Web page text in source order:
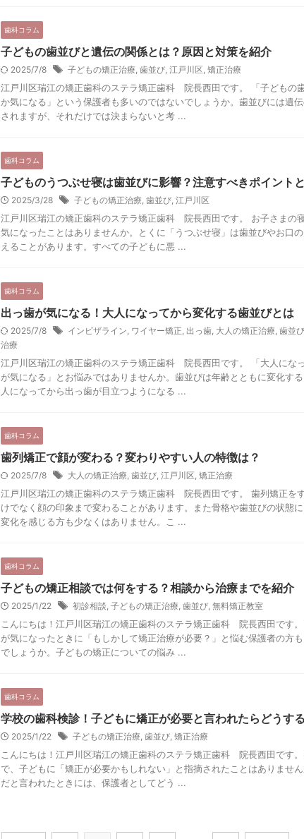
歯科コラム
子どもの歯並びと遺伝の関係とは？原因と対策を紹介
2025/7/8 子どもの矯正治療, 歯並び, 江戸川区, 矯正治療
江戸川区瑞江の矯正歯科のステラ矯正歯科 院長西田です。 「子どもの
か気になる」という保護者も多いのではないでしょうか。歯並びには遺
されますが、それだけでは決まらないと考 ...
歯科コラム
子どものうつぶせ寝は歯並びに影響？注意すべきポイント
2025/3/28 子どもの矯正治療, 歯並び, 江戸川区
江戸川区瑞江の矯正歯科のステラ矯正歯科 院長西田です。 お子さまの
気になったことはありませんか。とくに「うつぶせ寝」は歯並びやお口
えることがあります。すべての子どもに悪 ...
歯科コラム
出っ歯が気になる！大人になってから変化する歯並びとは
2025/7/8 インビザライン, ワイヤー矯正, 出っ歯, 大人の矯正治療, 歯並び
治療
江戸川区瑞江の矯正歯科のステラ矯正歯科 院長西田です。 「大人にな
が気になる」とお悩みではありませんか。歯並びは年齢とともに変化す
人になってから出っ歯が目立つようになる ...
歯科コラム
歯列矯正で顔が変わる？変わりやすい人の特徴は？
2025/7/8 大人の矯正治療, 歯並び, 江戸川区, 矯正治療
江戸川区瑞江の矯正歯科のステラ矯正歯科 院長西田です。 歯列矯正を
けでなく顔の印象まで変わることがあります。また骨格や歯並びの状態
変化を感じる方も少なくはありません。こ ...
歯科コラム
子どもの矯正相談では何をする？相談から治療までを紹介
2025/1/22 初診相談, 子どもの矯正治療, 歯並び, 無料矯正教室
こんにちは！江戸川区瑞江の矯正歯科のステラ矯正歯科 院長西田です
が気になったときに「もしかして矯正治療が必要？」と悩む保護者の方
でしょうか。子どもの矯正についての悩み ...
歯科コラム
学校の歯科検診！子どもに矯正が必要と言われたらどうす
2025/1/22 子どもの矯正治療, 歯並び, 矯正治療
こんにちは！江戸川区瑞江の矯正歯科のステラ矯正歯科 院長西田です
で、子どもに「矯正が必要かもしれない」と指摘されたことはありませ
だと言われたときには、保護者としてどう ...